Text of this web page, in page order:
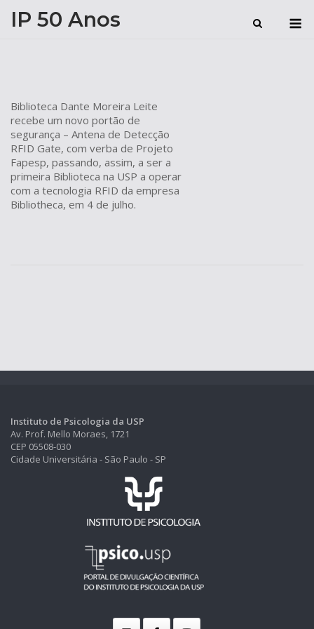
IP 50 Anos
Biblioteca Dante Moreira Leite
recebe um novo portão de
segurança – Antena de Detecção
RFID Gate, com verba de Projeto
Fapesp, passando, assim, a ser a
primeira Biblioteca na USP a operar
com a tecnologia RFID da empresa
Bibliotheca, em 4 de julho.
Instituto de Psicologia da USP
Av. Prof. Mello Moraes, 1721
CEP 05508-030
Cidade Universitária - São Paulo - SP